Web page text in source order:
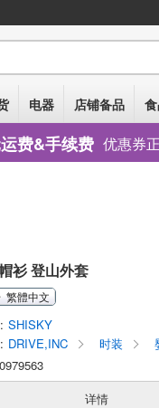
电器 店铺备品
费&手续费 优惠券
衫 登山外套
繁體中文
SHISKY
DRIVE,INC 时装
详情